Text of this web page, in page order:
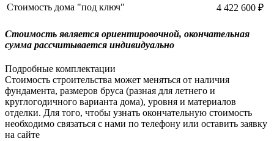
Стоимость дома "под ключ"
4 422 600 ₽
Cтоимость является ориентировочной, окончательная
сумма рассчитывается индивидуально
Подробные комплектации
Стоимость строительства может меняться от наличия
фундамента, размеров бруса (разная для летнего и
круглогодичного варианта дома), уровня и материалов
отделки. Для того, чтобы узнать окончательную стоимость
необходимо связаться с нами по телефону или оставить заявку
на сайте